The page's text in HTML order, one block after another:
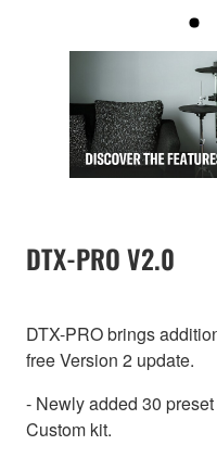
DTX-PRO V2.0
DTX-PRO brings
free Version 2 update.
- Newly added 30
Custom kit.